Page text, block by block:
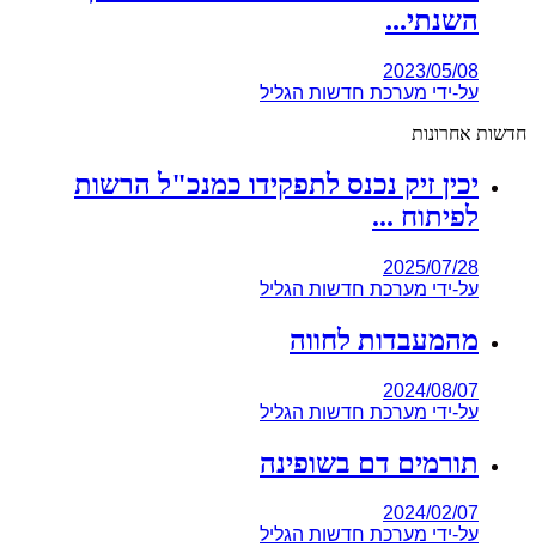
השנתי...
2023/05/08
על-ידי מערכת חדשות הגליל
חדשות אחרונות
יכין זיק נכנס לתפקידו כמנכ"ל הרשות
לפיתוח ...
2025/07/28
על-ידי מערכת חדשות הגליל
מהמעבדות לחווה
2024/08/07
על-ידי מערכת חדשות הגליל
תורמים דם בשופינה
2024/02/07
על-ידי מערכת חדשות הגליל